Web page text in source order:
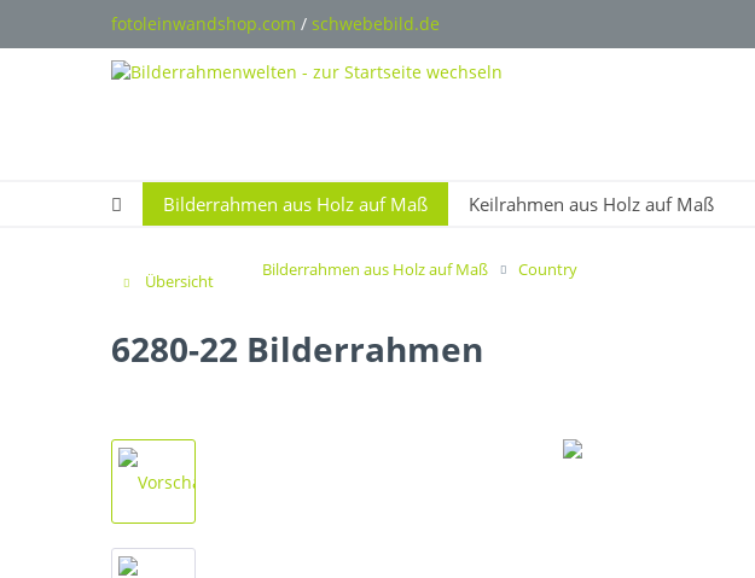
fotoleinwandshop.com / schwebebild.de
Bilderrahmen aus Holz auf Maß Keilrahmen aus Holz auf Maß
Übersicht
Bilderrahmen aus Holz auf Maß Country
6280-22 Bilderrahmen